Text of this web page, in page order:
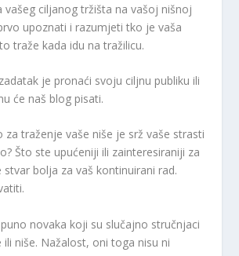
vašeg ciljanog tržišta na vašoj nišnoj
upoznati i razumjeti tko je vaša
traže kada idu na tražilicu.
je pronaći svoju ciljnu publiku ili
će naš blog pisati.
traženje vaše niše je srž vaše strasti
Što ste upućeniji ili zainteresiraniji za
bolja za vaš kontinuirani rad.
novaka koji su slučajno stručnjaci
niše. Nažalost, oni toga nisu ni